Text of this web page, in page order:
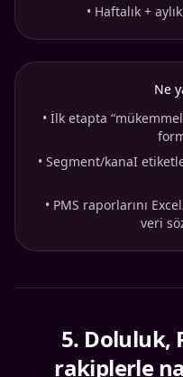
• Haftalık +
Ne
• İlk etapta
• Segment/kanaI
• PMS raporlarını
veri
5. Doluluk,
rakiplerle